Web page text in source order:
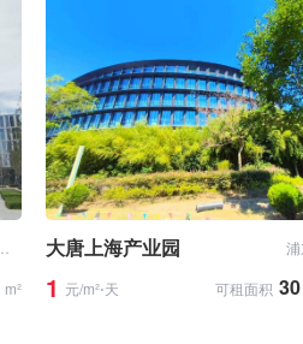
m²
大唐上海产业园
1 元/m²⋅天 可租面积